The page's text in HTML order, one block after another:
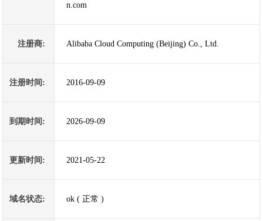
n.com
注册商: Alibaba Cloud Computing (Beijing) Co., Ltd.
注册时间: 2016-09-09
到期时间: 2026-09-09
更新时间: 2021-05-22
域名状态: ok ( 正常 )